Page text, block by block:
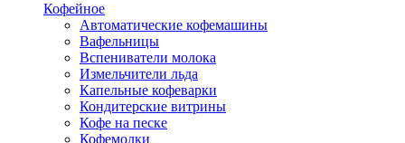
Кофейное
Автоматические кофемашины
Вафельницы
Вспениватели молока
Измельчители льда
Капельные кофеварки
Кондитерские витрины
Кофе на песке
Кофемолки